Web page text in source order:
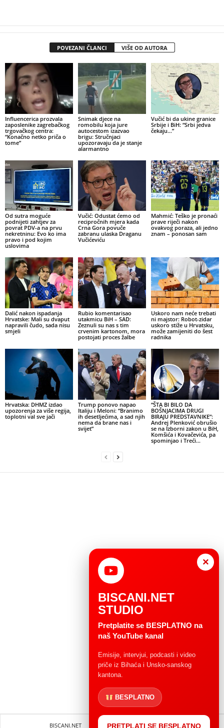
POVEZANI ČLANCI VIŠE OD AUTORA
Influencerica prozvala
zaposlenike zagrebačkog
trgovačkog centra:
“Konačno netko priča o
tome”
Snimak djece na
romobilu koja jure
autocestom izazvao
brigu: Stručnjaci
upozoravaju da je stanje
alarmantno
Vučić bi da ukine granice
Srbije i BiH: “Srbi jedva
čekaju…”
Od sutra moguće
podnijeti zahtjev za
povrat PDV-a na prvu
nekretninu: Evo ko ima
pravo i pod kojim
uslovima
Vučić: Odustat ćemo od
recipročnih mjera kada
Crna Gora povuče
zabranu ulaska Draganu
Vučićeviću
Mahmić: Teško je pronaći
prave riječi nakon
ovakvog poraza, ali jedno
znam – ponosan sam
Dalić nakon ispadanja
Hrvatske: Mali su dvaput
napravili čudo, sada nisu
smjeli
Rubio komentarisao
utakmicu BiH – SAD:
Zeznuli su nas s tim
crvenim kartonom, mora
postojati proces žalbe
Uskoro nam neće trebati
ni majstor: Robot-zidar
uskoro stiže u Hrvatsku,
može zamijeniti do šest
radnika
Hrvatska: DHMZ izdao
upozorenja za više regija,
toplotni val sve jači
Trump ponovo napao
Italiju i Meloni: “Branimo
ih desetljećima, a sad njih
nema da brane nas i
svijet”
“ŠTA BI BILO DA
BOŠNJACIMA DRUGI
BIRAJU PREDSTAVNIKE”:
Andrej Plenković obrušio
se na Izborni zakon u BiH,
Komšića i Kovačevića, pa
spominjao i Treći...
BISCANI.NET Impressum Uvjeti korištenja
×
BISCANI.NET
STUDIO
Pretplatite se BESPLATNO na
naš YouTube kanal
Emisije, intervjui, podcasti i video
priče iz Bihaća i Unsko-sanskog
kantona.
BESPLATNO
PRETPLATI SE BESPLATNO